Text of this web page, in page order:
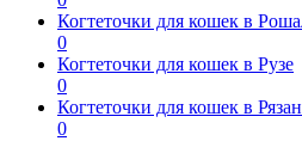
Когтеточки для кошек в
0
Когтеточки для кошек в Рузе
0
Когтеточки для кошек в
0